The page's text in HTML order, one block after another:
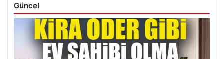
Güncel